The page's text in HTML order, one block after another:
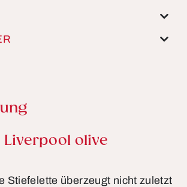
Liverpool olive
Stiefelette überzeugt nicht zuletzt